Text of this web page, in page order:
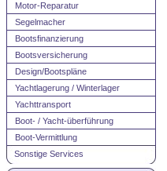
Motor-Reparatur
Segelmacher
Bootsfinanzierung
Bootsversicherung
Design/Bootspläne
Yachtlagerung / Winterlager
Yachttransport
Boot- / Yacht-überführung
Boot-Vermittlung
Sonstige Services